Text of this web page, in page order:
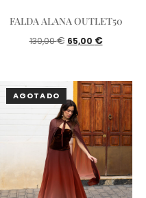
FALDA ALANA OUTLET50
130,00€ 65,00 €